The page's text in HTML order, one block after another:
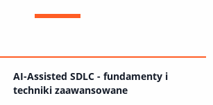
AI-Assisted SDLC - fundamenty i
techniki zaawansowane